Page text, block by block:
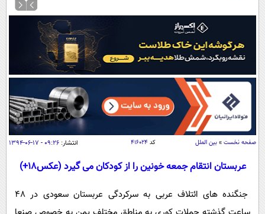
منو
نظرسنجی
آب و هوا
سواد زندگی
سیاسی
اقتصاد
حوادث
بین الملل
صفحه نخست » بین الملل کد۴۱۶۰۲۴ انتشار: ۰۹:۲۶ - ۱۷-۰۶-۱۳۹۴
عربستان انتقام جمعه خونین را از کودکان می گیرد (عکس18+)
جنگنده های ائتلاف عربی به سرکردگی عربستان سعودی در 48